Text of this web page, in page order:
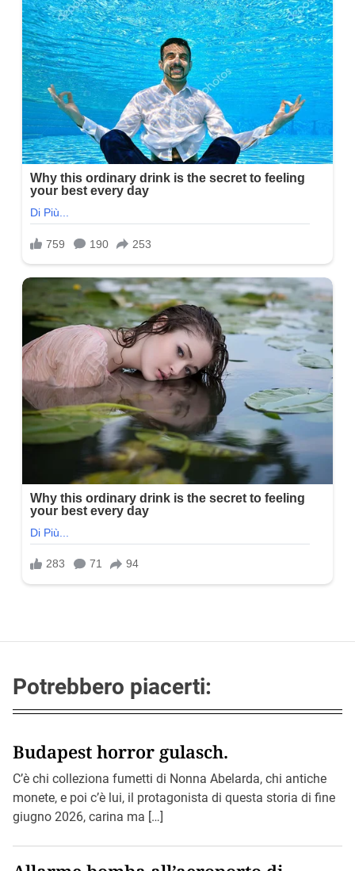
Potrebbero piacerti:
Budapest horror gulasch.
C’è chi colleziona fumetti di Nonna Abelarda, chi antiche
monete, e poi c’è lui, il protagonista di questa storia di fine
giugno 2026, carina ma […]